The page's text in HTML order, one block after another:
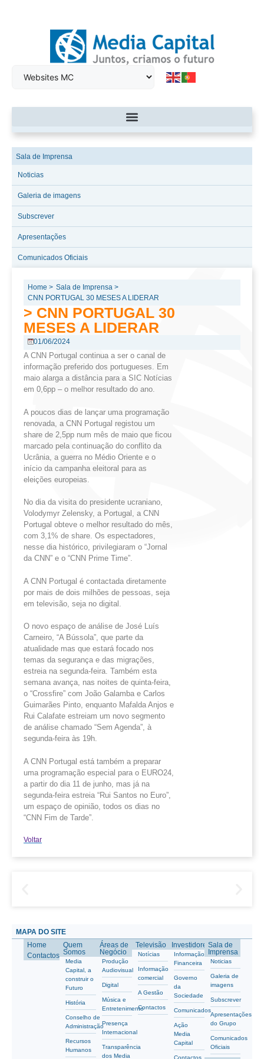
Sala de Imprensa
Noticias
Galeria de imagens
Subscrever
Apresentações
Comunicados Oficiais
Home > Sala de Imprensa >
CNN PORTUGAL 30 MESES A LIDERAR
> CNN PORTUGAL 30
MESES A LIDERAR
01/06/2024
A CNN Portugal continua a ser o canal de
informação preferido dos portugueses. Em
maio alarga a distância para a SIC Notícias
em 0,6pp – o melhor resultado do ano.
A poucos dias de lançar uma programação
renovada, a CNN Portugal registou um
share de 2,5pp num mês de maio que ficou
marcado pela continuação do conflito da
Ucrânia, a guerra no Médio Oriente e o
início da campanha eleitoral para as
eleições europeias.
No dia da visita do presidente ucraniano,
Volodymyr Zelensky, a Portugal, a CNN
Portugal obteve o melhor resultado do mês,
com 3,1% de share. Os espectadores,
nesse dia histórico, privilegiaram o “Jornal
da CNN” e o “CNN Prime Time”.
A CNN Portugal é contactada diretamente
por mais de dois milhões de pessoas, seja
em televisão, seja no digital.
O novo espaço de análise de José Luís
Carneiro, “A Bússola”, que parte da
atualidade mas que estará focado nos
temas da segurança e das migrações,
estreia na segunda-feira. Também esta
semana avança, nas noites de quinta-feira,
o “Crossfire” com João Galamba e Carlos
Guimarães Pinto, enquanto Mafalda Anjos e
Rui Calafate estreiam um novo segmento
de análise chamado “Sem Agenda”, à
segunda-feira às 19h.
A CNN Portugal está também a preparar
uma programação especial para o EURO24,
a partir do dia 11 de junho, mas já na
segunda-feira estreia “Rui Santos no Euro”,
um espaço de opinião, todos os dias no
“CNN Fim de Tarde”.
Voltar
MAPA DO SITE
Home
Contactos
Quem
Somos
Media
Capital, a
construir o
Futuro
História
Conselho de
Administração
Recursos
Humanos
Áreas de
Negócio
Produção
Audiovisual
Digital
Música e
Entretenimento
Presença
Internacional
Transparência
dos Media
Televisão
Notícias
Informação
comercial
A Gestão
Contactos
Investidores
Informação
Financeira
Governo
da
Sociedade
Comunicados
Ação
Media
Capital
Contactos
Sala de
Imprensa
Noticias
Galeria de
imagens
Subscrever
Apresentações
do Grupo
Comunicados
Oficiais